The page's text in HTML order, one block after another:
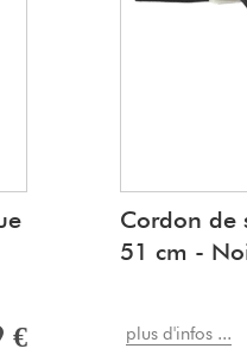
€
Cordon de
51 cm -
plus d'infos ...